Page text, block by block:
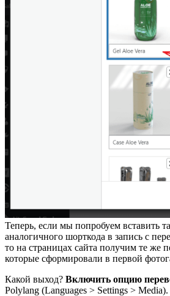
Теперь, если мы попробуем вставить
аналогичного шорткода в запись с
то на страницах сайта получим те же
которые сформировали в первой
Какой выход? Включить опцию
Polylang (Languages > Settings > Media).